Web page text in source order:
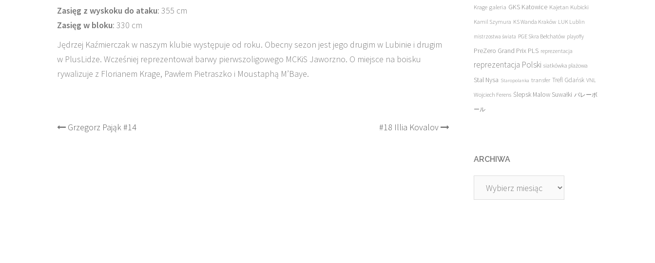
Zasięg z wyskoku do ataku: 355 cm
Zasięg w bloku: 330 cm
Jędrzej Kaźmierczak w naszym klubie występuje od roku. Obecny sezon jest jego drugim w Lubinie i drugim
w PlusLidze. Wcześniej reprezentował barwy pierwszoligowego MCKiS Jaworzno. O miejsce na boisku
rywalizuje z Florianem Krage, Pawłem Pietraszko i Moustaphą M’Baye.
Post
Grzegorz Pająk #14 #18 Illia Kovalov
Krage galeria GKS Katowice Kajetan Kubicki
Kamil Szymura KS Wanda Kraków LUK Lublin
mistrzostwa świata PGE Skra Bełchatów playoffy
PreZero Grand Prix PLS reprezentacja
reprezentacja Polski siatkówka plażowa
Stal Nysa Staropolanka transfer Trefl Gdańsk VNL
Wojciech Ferens Ślepsk Malow Suwałki バレーボ
ール
ARCHIWA
Archiwa